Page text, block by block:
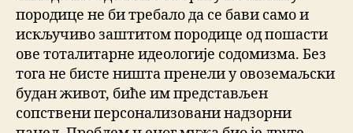
породице не би требало да се бави само и
искључиво заштитом породице од пошасти
ове тоталитарне идеологије содомизма. Без
тога не бисте ништа пренели у овоземаљски
будан живот, биће им представљен
сопствени персонализовани надзорни